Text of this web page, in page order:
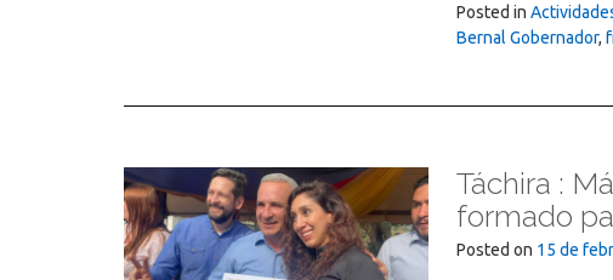
Posted in
Bernal Gobernador,
Táchira :
formado
Posted on 15 de